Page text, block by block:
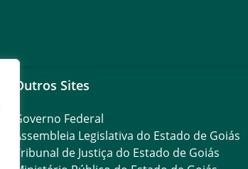
Outros Sites
Governo Federal
Assembleia Legislativa do Estado de Goiás
Tribunal de Justiça do Estado de Goiás